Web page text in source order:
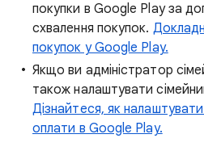
покупки в Google Play за
схвалення покупок.
покупок у Google Play.
Якщо ви адміністратор
також налаштувати
Дізнайтеся, як
оплати в Google Play.